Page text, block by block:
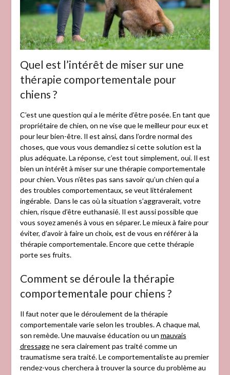
Quel est l’intérêt de miser sur une
thérapie comportementale pour
chiens ?
C’est une question qui a le mérite d’être posée. En tant que
propriétaire de chien, on ne vise que le meilleur pour eux et
pour leur bien-être. Il est ainsi, dans l’ordre normal des
choses, que vous vous demandiez si cette solution est la
plus adéquate. La réponse, c’est tout simplement, oui. Il est
bien un intérêt à miser sur une thérapie comportementale
pour chien. Vous n’êtes pas sans savoir qu’un chien qui a
des troubles comportementaux, se veut littéralement
ingérable. Dans le cas où la situation s’aggraverait, votre
chien, risque d’être euthanasié. Il est aussi possible que
vous soyez amenés à vous en séparer. Le mieux à faire pour
éviter, d’avoir à faire un choix, est de vous en référer à la
thérapie comportementale. Encore que cette thérapie
porte ses fruits.
Comment se déroule la thérapie
comportementale pour chiens ?
Il faut noter que le déroulement de la thérapie
comportementale varie selon les troubles. A chaque mal,
son remède. Une mauvaise éducation ou un mauvais
dressagene sera clairement pas traité comme un
traumatisme sera traité. Le comportementaliste au premier
rendez-vous cherchera à trouver la source du problème au